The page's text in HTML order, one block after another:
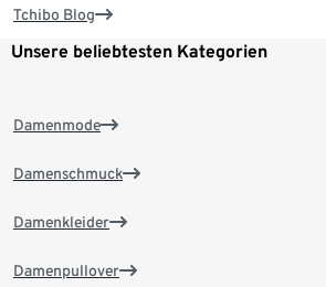
Tchibo Blog
Unsere beliebtesten Kategorien
Damenmode
Damenschmuck
Damenkleider
Damenpullover